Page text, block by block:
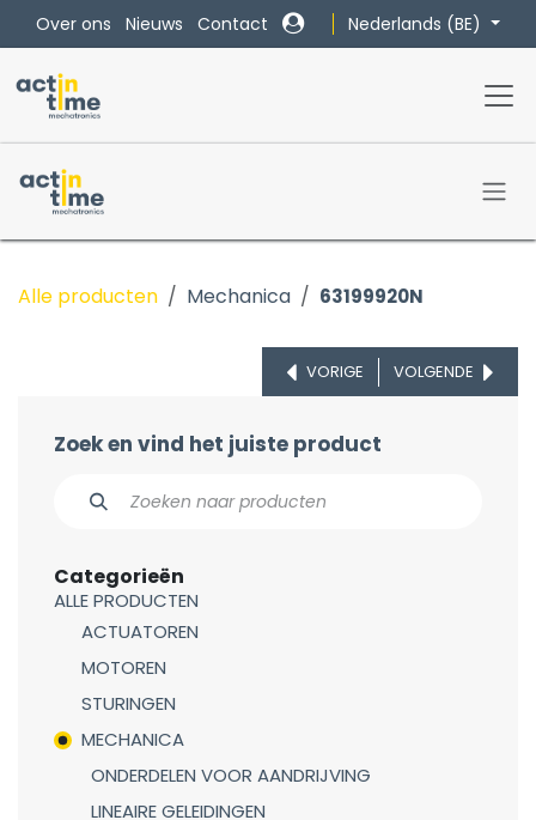
Overslaan naar inhoud
Over ons Nieuws Contact Nederlands (BE)
Alle producten Mechanica 63199920N
VORIGE VOLGENDE
Zoek en vind het juiste product
Categorieën
ALLE PRODUCTEN
ACTUATOREN
MOTOREN
STURINGEN
MECHANICA
ONDERDELEN VOOR AANDRIJVING
LINEAIRE GELEIDINGEN